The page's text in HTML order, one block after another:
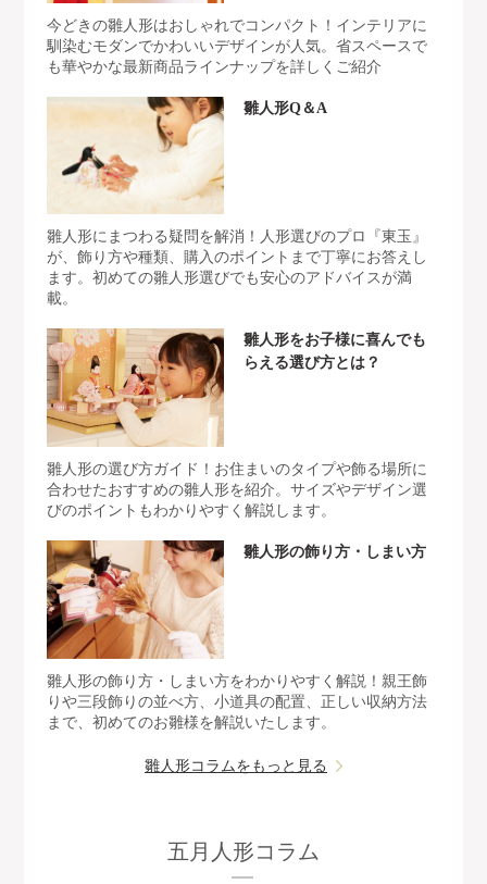
今どきの雛人形はおしゃれでコンパクト！インテリアに
馴染むモダンでかわいいデザインが人気。省スペースで
も華やかな最新商品ラインナップを詳しくご紹介
雛人形Q＆A
雛人形にまつわる疑問を解消！人形選びのプロ『東玉』
が、飾り方や種類、購入のポイントまで丁寧にお答えし
ます。初めての雛人形選びでも安心のアドバイスが満
載。
雛人形をお子様に喜んでも
らえる選び方とは？
雛人形の選び方ガイド！お住まいのタイプや飾る場所に
合わせたおすすめの雛人形を紹介。サイズやデザイン選
びのポイントもわかりやすく解説します。
雛人形の飾り方・しまい方
雛人形の飾り方・しまい方をわかりやすく解説！親王飾
りや三段飾りの並べ方、小道具の配置、正しい収納方法
まで、初めてのお雛様を解説いたします。
雛人形コラムをもっと見る
五月人形コラム